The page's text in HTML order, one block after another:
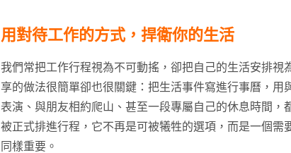
用對待工作的方式，捍衛你的生活
我們常把工作行程視為不可動搖，卻把自己的生活安排視
享的做法很簡單卻也很關鍵：把生活事件寫進行事曆，用
表演、與朋友相約爬山、甚至一段專屬自己的休息時間，
被正式排進行程，它不再是可被犧牲的選項，而是一個
同樣重要。